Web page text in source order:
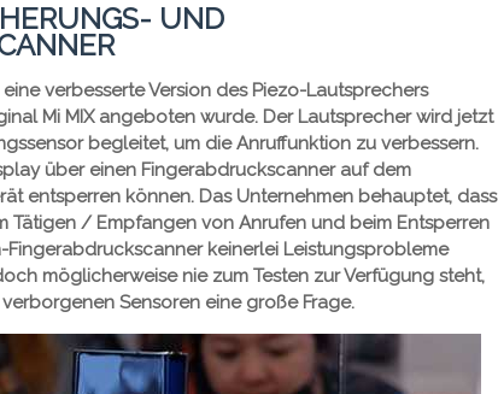
UND
verbesserte Version des Piezo-Lautsprechers
Mi MIX angeboten wurde. Der Lautsprecher wird jetzt
begleitet, um die Anruffunktion zu verbessern.
über einen Fingerabdruckscanner auf dem
entsperren können. Das Unternehmen behauptet, dass
Tätigen / Empfangen von Anrufen und beim Entsperren
Fingerabdruckscanner keinerlei Leistungsprobleme
möglicherweise nie zum Testen zur Verfügung steht,
Sensoren eine große Frage.